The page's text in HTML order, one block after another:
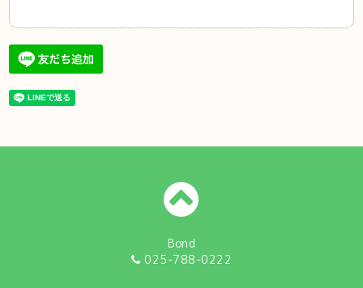
Bond
025-788-0222